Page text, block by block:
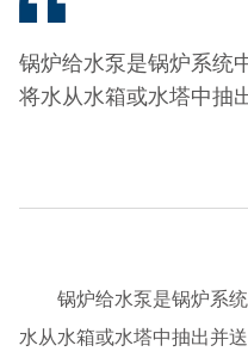
锅炉给水泵是锅炉系统
将水从水箱或水塔中抽
锅炉给水泵是锅炉系统
水从水箱或水塔中抽出并